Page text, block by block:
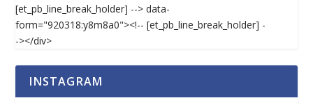
[et_pb_line_break_holder] --> data-
form="920318:y8m8a0"><!-- [et_pb_line_break_holder] -
-></div>
INSTAGRAM